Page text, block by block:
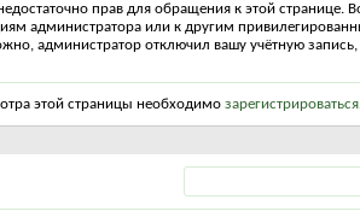
прав для обращения к этой странице.
администратора или к другим
администратор отключил вашу учётную
этой страницы необходимо зарегистрироваться